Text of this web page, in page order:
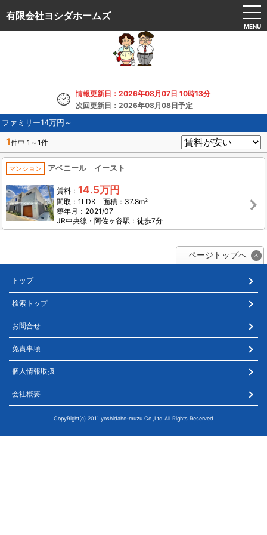
有限会社ヨシダホームズ
情報更新日：2026年08月07日 10時13分
次回更新日：2026年08月08日予定
ファミリー14万円～
1件中 1～1件
マンション アベニール イースト
賃料： 14.5万円
間取：1LDK 面積：37.8m²
築年月：2021/07
JR中央線・阿佐ヶ谷駅：徒歩7分
ページトップへ
トップ
検索トップ
お問合せ
免責事項
個人情報取扱
会社概要
CopyRight(c) 2011 yoshidaho-muzu Co.,Ltd All Rights Reserved
MENU